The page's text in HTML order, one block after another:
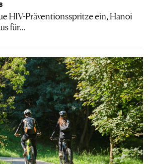
HIV-Präventionsspritze ein, Hanoi
für...